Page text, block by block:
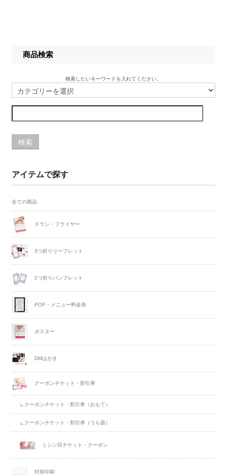
商品検索
検索したいキーワードを入れてください。
検索
アイテムで探す
全ての商品
チラシ・フライヤー
3つ折りリーフレット
2つ折りパンフレット
POP・メニュー料金表
ポスター
DMはがき
クーポンチケット・割引券
∟クーポンチケット・割引券（おもて）
∟クーポンチケット・割引券（うら面）
ミシン目チケット・クーポン
封筒印刷